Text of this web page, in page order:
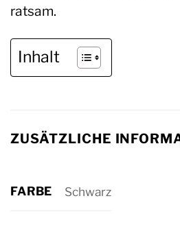
ratsam.
Inhalt
ZUSÄTZLICHE
FARBE Schwarz